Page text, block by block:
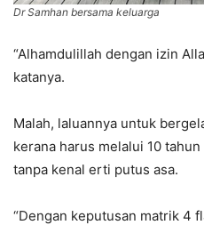
Dr Samhan bersama keluarga
“Alhamdulillah dengan izin
katanya.
Malah, laluannya untuk
kerana harus melalui 10
tanpa kenal erti putus asa.
“Dengan keputusan matrik 4